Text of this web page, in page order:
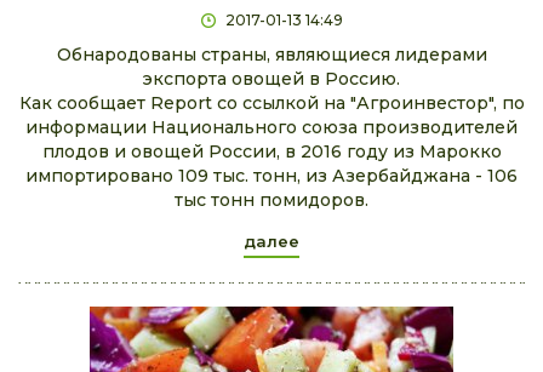
2017-01-13 14:49
Обнародованы страны, являющиеся лидерами
экспорта овощей в Россию.
Как сообщает Report со ссылкой на "Агроинвестор", по
информации Национального союза производителей
плодов и овощей России, в 2016 году из Марокко
импортировано 109 тыс. тонн, из Азербайджана - 106
тыс тонн помидоров.
далее